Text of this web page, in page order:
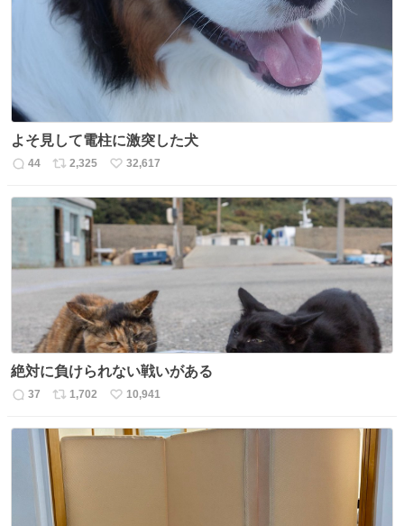
よそ見して電柱に激突した犬
返
数
44
リ
ス
ト
数
2,325
い
ね
数
32,617
絶対に負けられない戦いがある
返
37
リ
ス
ト
数
1,702
い
ね
10,941